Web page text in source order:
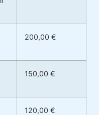
200,00 €
150,00 €
120,00 €